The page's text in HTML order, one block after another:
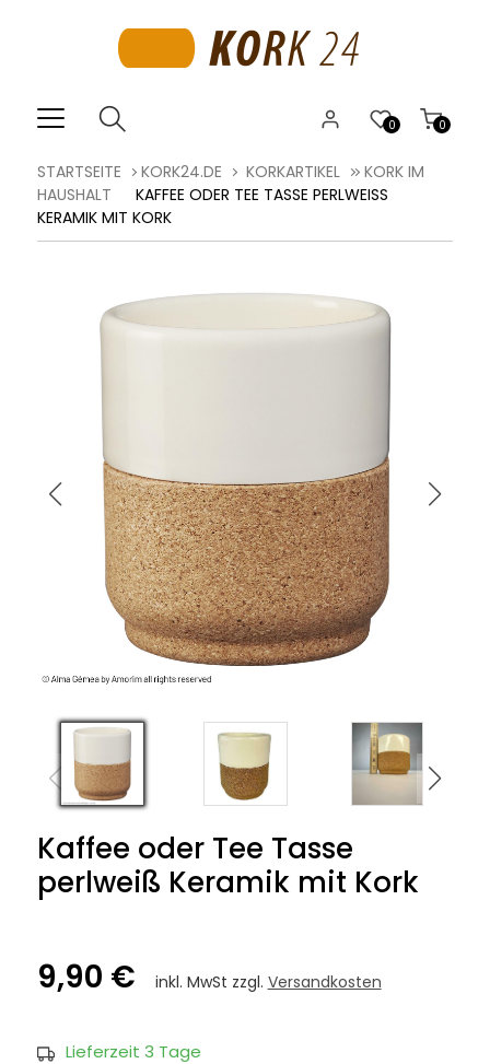
0
0
STARTSEITE KORK24.DE KORKARTIKEL
KORK IM
HAUSHALT
KAFFEE ODER TEE TASSE PERLWEISS K
ERAMIK MIT KORK
Kaffee oder Tee Tasse
perlweiß Keramik mit Kork
9,90 € inkl. MwSt zzgl. Versandkosten
Lieferzeit 3 Tage